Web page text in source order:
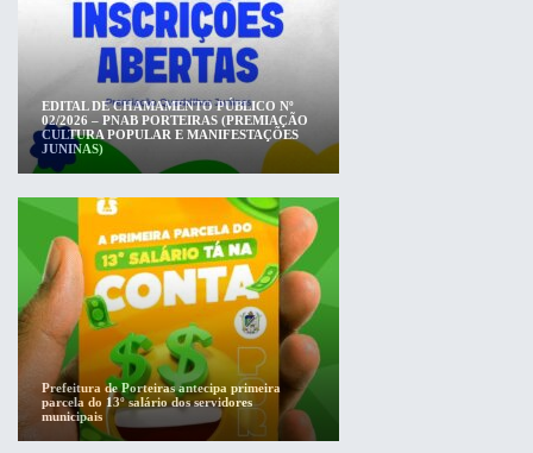
EDITAL DE CHAMAMENTO PÚBLICO Nº
02/2026 – PNAB PORTEIRAS (PREMIAÇÃO
CULTURA POPULAR E MANIFESTAÇÕES
JUNINAS)
Prefeitura de Porteiras antecipa primeira
parcela do 13º salário dos servidores
municipais